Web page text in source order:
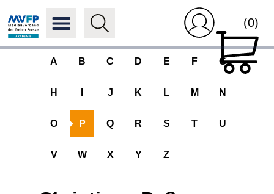
(0)
A B C D E F G
H J K L M N
O P Q R S T U
V W X Y Z